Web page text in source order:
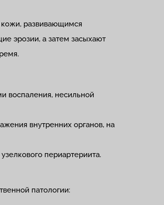
развивающимся
эрозии, а затем засыхают
воспаления, несильной
внутренних органов, на
периартериита.
патологии: